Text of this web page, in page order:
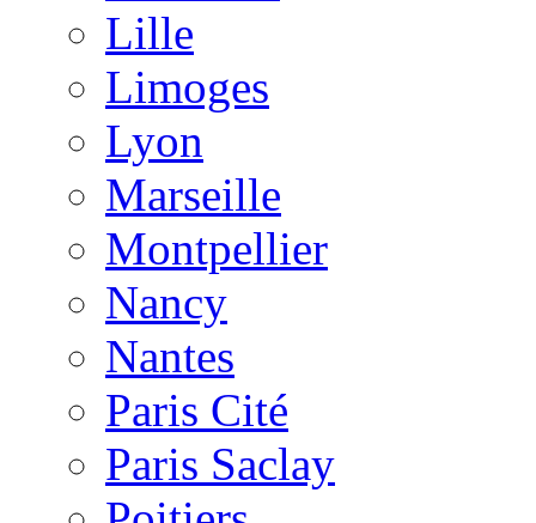
Lille
Limoges
Lyon
Marseille
Montpellier
Nancy
Nantes
Paris Cité
Paris Saclay